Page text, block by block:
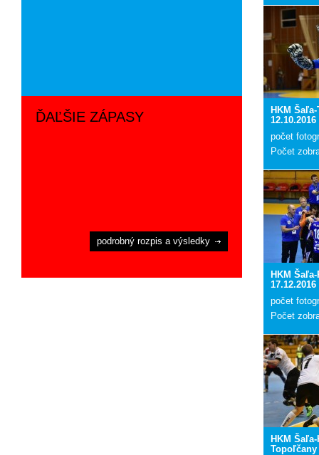
HKM
12.10.2016
počet
Počet
HKM
17.12.2016
počet
Počet
HKM
Topoľčany
ĎAĽŠIE ZÁPASY
podrobný rozpis a výsledky